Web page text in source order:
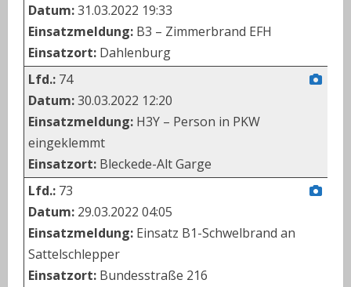
Datum:31.03.2022 19:33
Einsatzmeldung: B3 – Zimmerbrand EFH
Einsatzort: Dahlenburg
Lfd.: 74
Datum:30.03.2022 12:20
Einsatzmeldung: H3Y – Person in PKW
eingeklemmt
Einsatzort: Bleckede-Alt Garge
Lfd.: 73
Datum: 29.03.2022 04:05
Einsatzmeldung: Einsatz B1-Schwelbrand an
Sattelschlepper
Einsatzort: Bundesstraße 216